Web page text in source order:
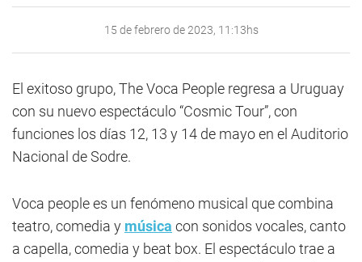
15 de febrero de 2023, 11:13hs
El exitoso grupo, The Voca People regresa a Uruguay
con su nuevo espectáculo “Cosmic Tour”, con
funciones los días 12, 13 y 14 de mayo en el Auditorio
Nacional de Sodre.
Voca people es un fenómeno musical que combina
teatro, comedia y música con sonidos vocales, canto
a capella, comedia y beat box. El espectáculo trae a